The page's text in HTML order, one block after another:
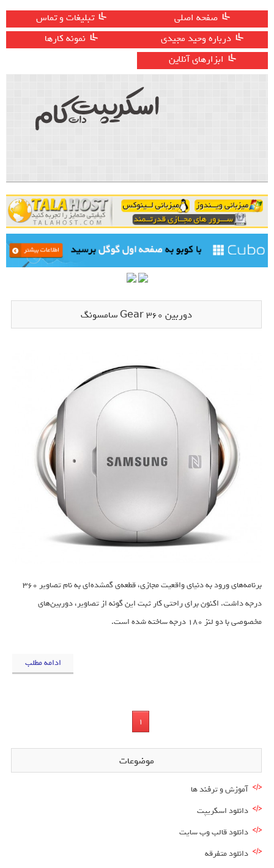
صفحه اصلی
تبلیغات و تماس
درباره وحید مجیدی
نمونه کارها
ابزارهای آنلاین
دوربین Gear 360 سامسونگ
برنامه‌های ورود به دنیای واقعیت مجازی، قطعه‌ی گمشده‌ای به نام تصاویر 360
درجه داشت. اکنون برای راحتی کار ثبت این‌ گونه از تصاویر، دوربین‌های
مخصوصی با دو لنز 180 درجه ساخته شده است.
ادامه مطلب
1
موضوعات
آموزش و ترفند ها
دانلود اسکریپت
دانلود قالب وب سایت
دانلود متفرقه